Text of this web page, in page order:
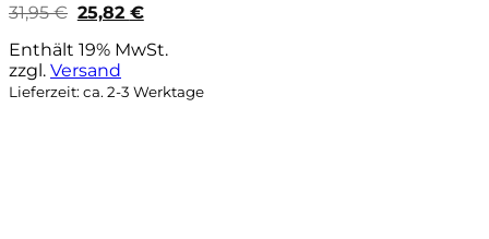
31,95€ Ursprünglicher
Preis
war:
31,95 €
25,82 €Aktueller
ist:
Enthält 19% MwSt.
zzgl. Versand
Lieferzeit: ca. 2-3 Werktage